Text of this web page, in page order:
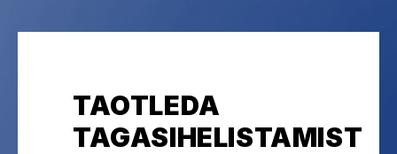
TAOTLEDA
TAGASIHELISTAMIST